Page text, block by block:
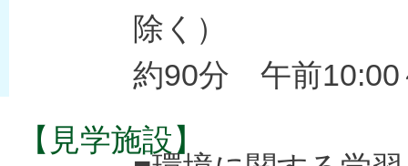
除く）
約90分 午前10:00
【見学施設】